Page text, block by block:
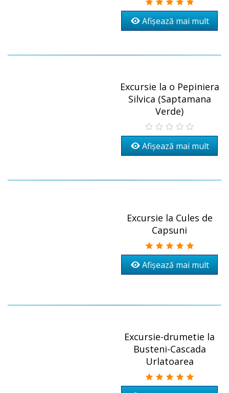
Afișează mai mult
Excursie la o Pepiniera
Silvica (Saptamana
Verde)
Afișează mai mult
Excursie la Cules de
Capsuni
Afișează mai mult
Excursie-drumetie la
Busteni-Cascada
Urlatoarea